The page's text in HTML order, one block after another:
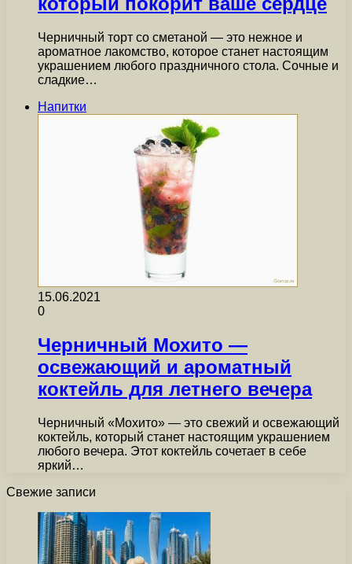
Черничный торт со сметаной — это нежное и
ароматное лакомство, которое станет настоящим
украшением любого праздничного стола. Сочные и
сладкие…
Напитки
15.06.2021
0
Черничный Мохито —
освежающий и ароматный
коктейль для летнего вечера
Черничный «Мохито» — это свежий и освежающий
коктейль, который станет настоящим украшением
любого вечера. Этот коктейль сочетает в себе
яркий…
Свежие записи